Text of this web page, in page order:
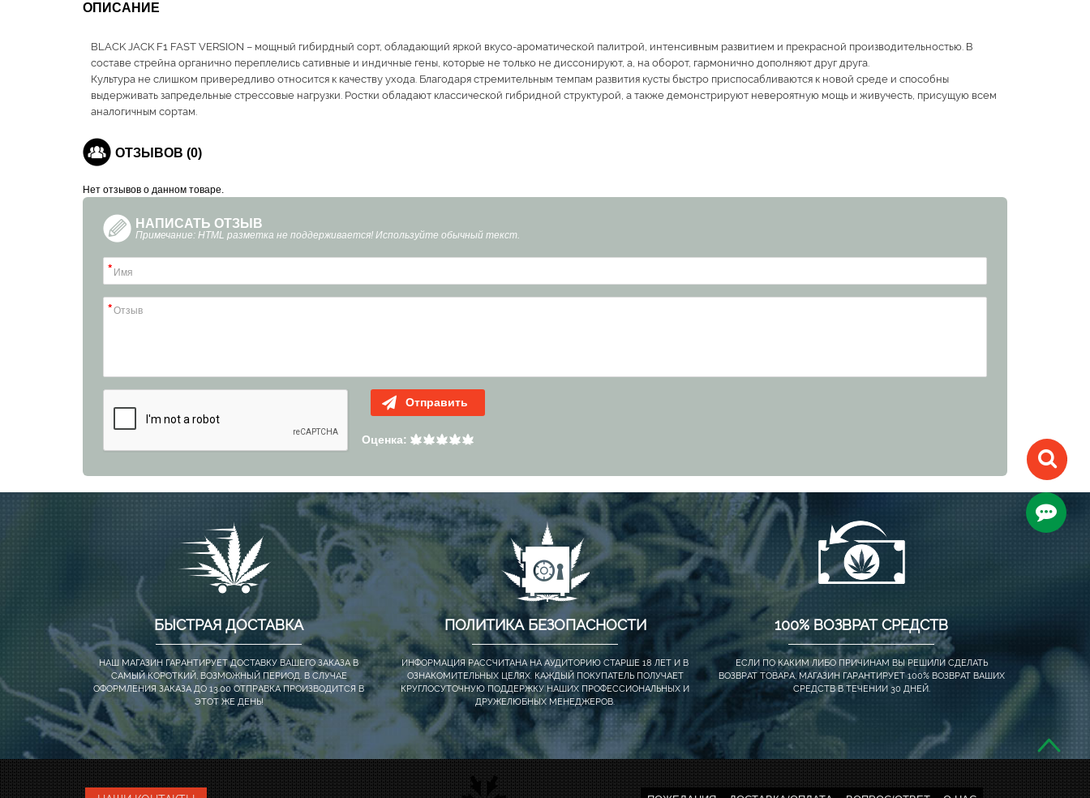
ОПИСАНИЕ
BLACK JACK F1 FAST VERSION – мощный гибирдный сорт, обладающий яркой вкусо-ароматической палитрой, интенсивным развитием и прекрасной производительностью. В
составе стрейна органично переплелись сативные и индичные гены, которые не только не диссонируют, а, на оборот, гармонично дополняют друг друга.
Культура не слишком привередливо относится к качеству ухода. Благодаря стремительным темпам развития кусты быстро приспосабливаются к новой среде и способны
выдерживать запредельные стрессовые нагрузки. Ростки обладают классической гибридной структурой, а также демонстрируют невероятную мощь и живучесть, присущую всем
аналогичным сортам.
ОТЗЫВОВ (0)
Нет отзывов о данном товаре.
НАПИСАТЬ ОТЗЫВ
Примечание: HTML разметка не поддерживается! Используйте обычный текст.
Отправить
Оценка:
БЫСТРАЯ ДОСТАВКА
НАШ МАГАЗИН ГАРАНТИРУЕТ ДОСТАВКУ ВАШЕГО ЗАКАЗА В
САМЫЙ КОРОТКИЙ, ВОЗМОЖНЫЙ ПЕРИОД. В СЛУЧАЕ
ОФОРМЛЕНИЯ ЗАКАЗА ДО 13.00 ОТПРАВКА ПРОИЗВОДИТСЯ В
ЭТОТ ЖЕ ДЕНЬ!
ПОЛИТИКА БЕЗОПАСНОСТИ
ИНФОРМАЦИЯ РАССЧИТАНА НА АУДИТОРИЮ СТАРШЕ 18 ЛЕТ И В
ОЗНАКОМИТЕЛЬНЫХ ЦЕЛЯХ. КАЖДЫЙ ПОКУПАТЕЛЬ ПОЛУЧАЕТ
КРУГЛОСУТОЧНУЮ ПОДДЕРЖКУ НАШИХ ПРОФЕССИОНАЛЬНЫХ И
ДРУЖЕЛЮБНЫХ МЕНЕДЖЕРОВ.
100% ВОЗВРАТ СРЕДСТВ
ЕСЛИ ПО КАКИМ ЛИБО ПРИЧИНАМ ВЫ РЕШИЛИ СДЕЛАТЬ
ВОЗВРАТ ТОВАРА, МАГАЗИН ГАРАНТИРУЕТ 100% ВОЗВРАТ ВАШИХ
СРЕДСТВ В ТЕЧЕНИИ 30 ДНЕЙ.